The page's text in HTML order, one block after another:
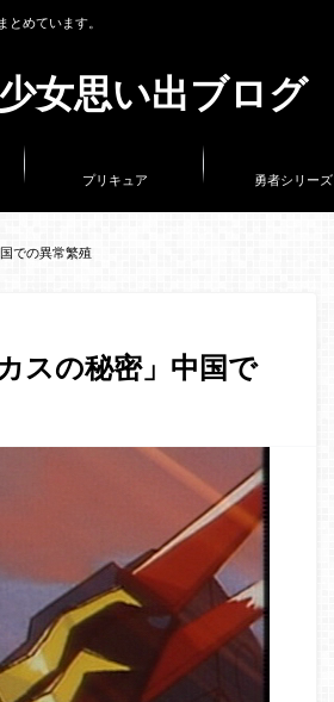
女思い出ブログ
めています。
プリキュア 勇者シリーズ
での異常繁殖
スの秘密」中国で